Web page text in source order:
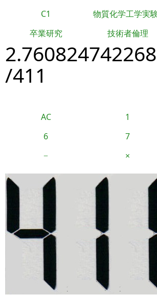
C1 物質化学工学実
卒業研究
技術者倫理
/411
AC 1
6
7
−
×